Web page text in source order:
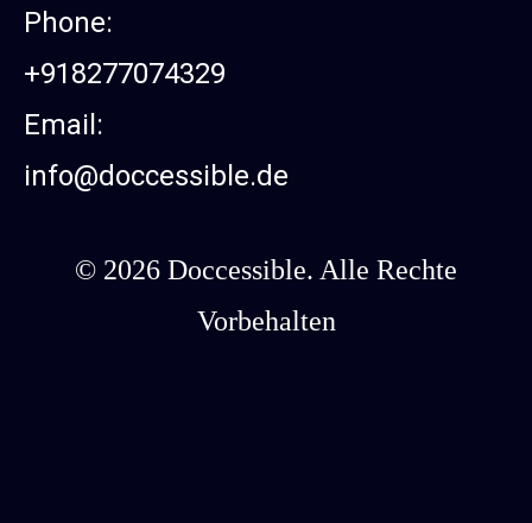
Phone:
+918277074329
Email:
info@doccessible.de
© 2026 Doccessible. Alle Rechte
Vorbehalten